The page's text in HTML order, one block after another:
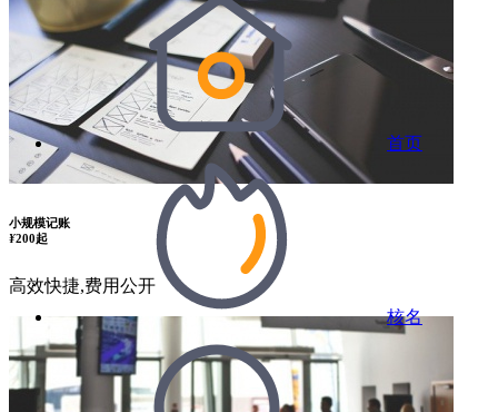
小规模记账
¥200起
高效快捷,费用公开
首页
核名